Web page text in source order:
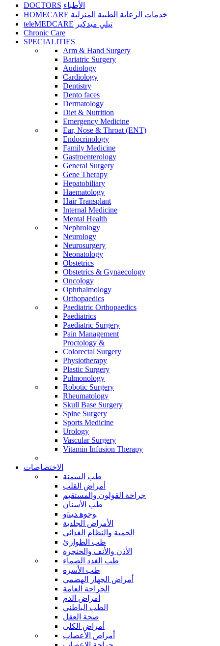
DOCTORS الأطباء
HOMECARE خدمات الرعاية الطبية المنزلية
teleMEDCARE تيلي ميدكير
Chronic Care
SPECIALITIES
Arm & Hand Surgery
Bariatric Surgery
Audiology
Cardiology
Dentistry
Dento faces
Dermatology
Diet & Nutrition
Emergency Medicine
Ear, Nose & Throat (ENT)
Endocrinology
Family Medicine
Gastroenterology
General Surgery
Gene Therapy
Hepatobiliary
Haematology
Hair Transplant
Internal Medicine
Mental Health
Nephrology
Neurology
Neurosurgery
Neonatology
Obstetrics
Obstetrics & Gynaecology
Oncology
Ophthalmology
Orthopaedics
Paediatric Orthopaedics
Paediatrics
Paediatric Surgery
Pain Management
Proctology &
Colorectal Surgery
Physiotherapy
Plastic Surgery
Pulmonology
Robotic Surgery
Rheumatology
Skull Base Surgery
Spine Surgery
Sports Medicine
Urology
Vascular Surgery
Vitamin Infusion Therapy
الاختصاصات
طب السمنة
أمراض القلب
جراحة القولون والمستقيم
طب الأسنان
ﻮﺟﻮﻫ ﺪﻴﻨﺗﻭ
الأمراض الجلدية
الحمية والنظام الغذائي
طب الطوارئ
الأذن والأنف والحنجرة
طب الغدد الصماء
طب الأسرة
أمراض الجهاز الهضمي
الجراحة العامة
أمراض الدم
الطب الباطني
صحة العقل
أمراض الكلى
أمراض الأعصاب